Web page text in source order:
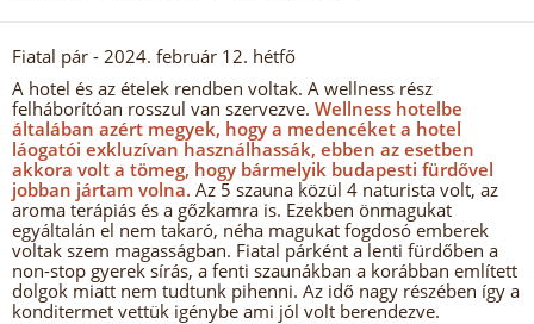
Fiatal pár - 2024. február 12. hétfő
A hotel és az ételek rendben voltak. A wellness rész
felháborítóan rosszul van szervezve. Wellness hotelbe
általában azért megyek, hogy a medencéket a hotel
láogatói exkluzívan használhassák, ebben az esetben
akkora volt a tömeg, hogy bármelyik budapesti fürdővel
jobban jártam volna. Az 5 szauna közül 4 naturista volt, az
aroma terápiás és a gőzkamra is. Ezekben önmagukat
egyáltalán el nem takaró, néha magukat fogdosó emberek
voltak szem magasságban. Fiatal párként a lenti fürdőben a
non-stop gyerek sírás, a fenti szaunákban a korábban említett
dolgok miatt nem tudtunk pihenni. Az idő nagy részében így a
konditermet vettük igénybe ami jól volt berendezve.